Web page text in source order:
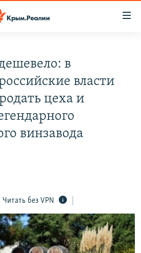
в
власти
цеха и
винзавода
Читать без VPN